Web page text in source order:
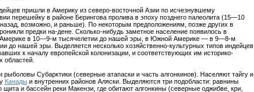
пришли в Америку из северо-восточной Азии по исчезнувшему
перешейку в районе Берингова пролива в эпоху позднего палеолита (15—10
возможно, и раньше). По некоторым предположениям, позже других в
предки на-дене. Сколько-нибудь заметное население появилось в
в 10—9-м тысячелетии до нашей эры, в Южной Америке — в 9—8-м
до нашей эры. Выделяется несколько хозяйственно-культурных типов индейцев,
к началу европейской колонизации, и соответствующих им историко-
областей.
рыболовы Субарктики (северные атапаски и часть алгонкинов). Населяют тайгу и
Канадыи внутренних районов Аляски. Выделяются три подобласти: равнины
щита и бассейн реки Макензи, где обитают алгонкины (северные оджибве, кри,